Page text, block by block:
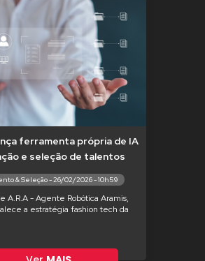
ferramenta própria de IA
e seleção de talentos
& Seleção - 26/02/2026 - 10h59
A.R.A - Agente Robótica Aramis,
a estratégia fashion tech da